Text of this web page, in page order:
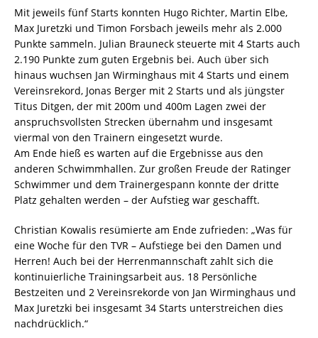
Mit jeweils fünf Starts konnten Hugo Richter, Martin Elbe,
Max Juretzki und Timon Forsbach jeweils mehr als 2.000
Punkte sammeln. Julian Brauneck steuerte mit 4 Starts auch
2.190 Punkte zum guten Ergebnis bei. Auch über sich
hinaus wuchsen Jan Wirminghaus mit 4 Starts und einem
Vereinsrekord, Jonas Berger mit 2 Starts und als jüngster
Titus Ditgen, der mit 200m und 400m Lagen zwei der
anspruchsvollsten Strecken übernahm und insgesamt
viermal von den Trainern eingesetzt wurde.
Am Ende hieß es warten auf die Ergebnisse aus den
anderen Schwimmhallen. Zur großen Freude der Ratinger
Schwimmer und dem Trainergespann konnte der dritte
Platz gehalten werden – der Aufstieg war geschafft.
Christian Kowalis resümierte am Ende zufrieden: „Was für
eine Woche für den TVR – Aufstiege bei den Damen und
Herren! Auch bei der Herrenmannschaft zahlt sich die
kontinuierliche Trainingsarbeit aus. 18 Persönliche
Bestzeiten und 2 Vereinsrekorde von Jan Wirminghaus und
Max Juretzki bei insgesamt 34 Starts unterstreichen dies
nachdrücklich.“